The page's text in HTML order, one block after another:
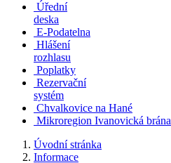
Úřední
deska
E-Podatelna
Hlášení
rozhlasu
Poplatky
Rezervační
systém
Chvalkovice na Hané
Mikroregion Ivanovická brána
Úvodní stránka
Informace